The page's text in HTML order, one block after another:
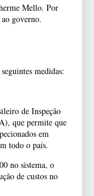
Mello. Por
governo.
medidas:
de Inspeção
que permite que
em
todo o país.
no sistema, o
de custos no